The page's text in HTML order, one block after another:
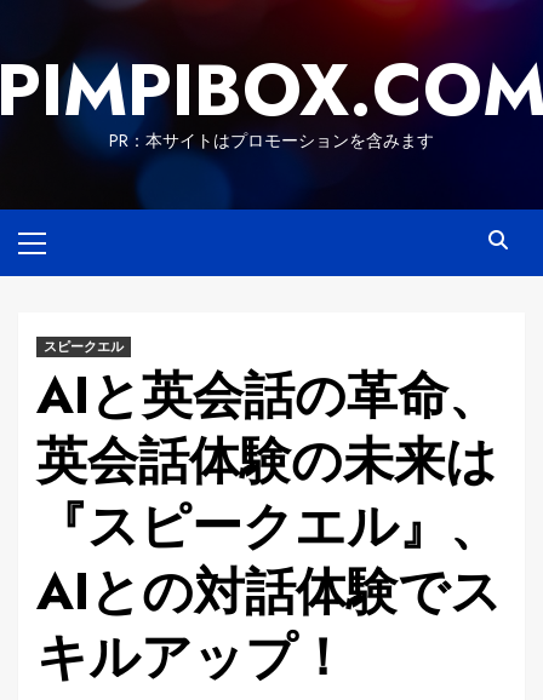
content
PR：本サイトはプロモーションを含みます
Menu
スピークエル
AIと英会話の革命、
英会話体験の未来は
『スピークエル』、
AIとの対話体験でス
キルアップ！